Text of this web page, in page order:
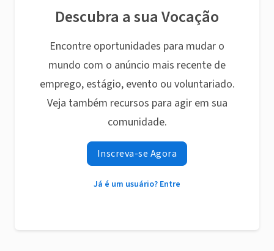
Descubra a sua Vocação
Encontre oportunidades para mudar o
mundo com o anúncio mais recente de
emprego, estágio, evento ou voluntariado.
Veja também recursos para agir em sua
comunidade.
Inscreva-se Agora
Já é um usuário? Entre